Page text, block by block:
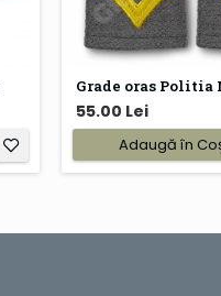
Grade oras
55.00 Lei
Adaugă în